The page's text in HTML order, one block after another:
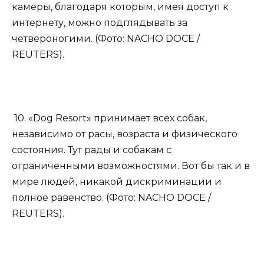
камеры, благодаря которым, имея доступ к
интернету, можно подглядывать за
четвероногими. (Фото: NACHO DOCE /
REUTERS).
10. «Dog Resort» принимает всех собак,
независимо от расы, возраста и физического
состояния. Тут рады и собакам с
ограниченными возможностями. Вот бы так и в
мире людей, никакой дискриминации и
полное равенство. (Фото: NACHO DOCE /
REUTERS).